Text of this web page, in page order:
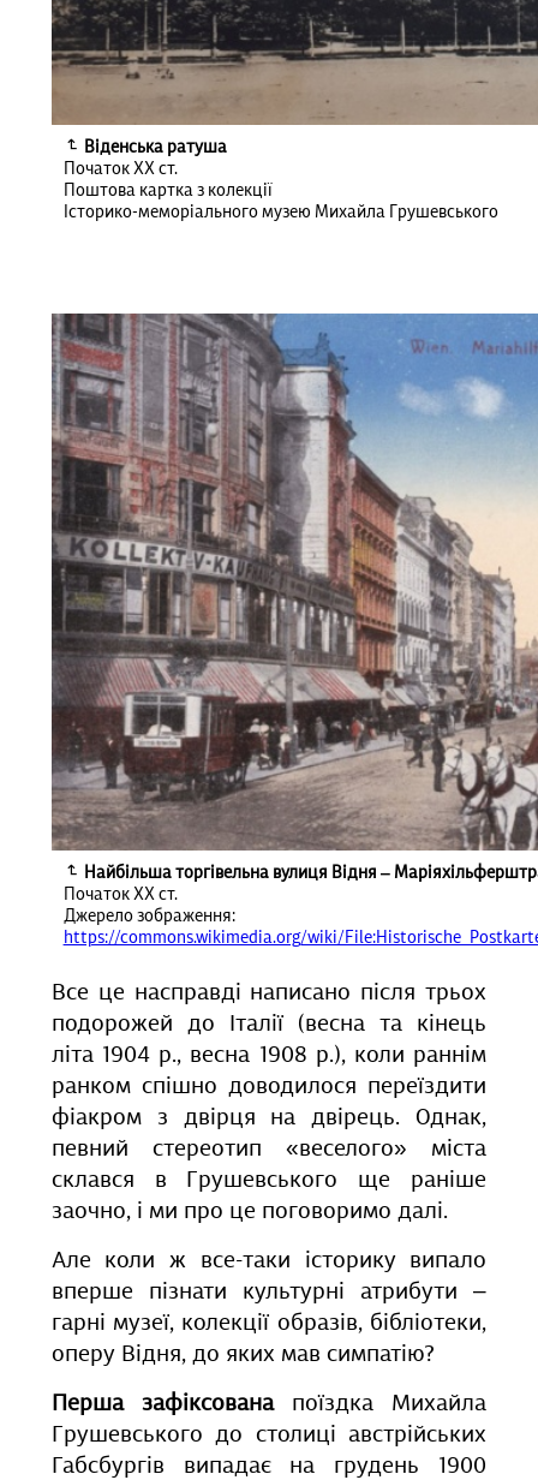
Віденська ратуша
Початок ХХ ст.
Поштова картка з колекції
Історико-меморіального музею Михайла Грушевського
Найбільша торгівельна вулиця Відня ‒
Початок ХХ ст.
Джерело зображення:
https://commons.wikimedia.org/wiki/
Все це насправді написано після трьох
подорожей до Італії (весна та кінець
літа 1904 р., весна 1908 р.), коли раннім
ранком спішно доводилося переїздити
фіакром з двірця на двірець. Однак,
певний стереотип «веселого» міста
склався в Грушевського ще раніше
заочно, і ми про це поговоримо далі.
Але коли ж все-таки історику випало
вперше пізнати культурні атрибути ‒
гарні музеї, колекції образів, бібліотеки,
оперу Відня, до яких мав симпатію?
Перша зафіксованапоїздка Михайла
Грушевського до столиці австрійських
Габсбургів випадає на грудень 1900